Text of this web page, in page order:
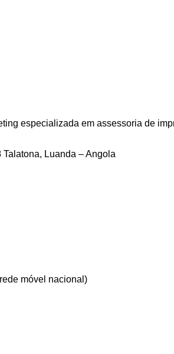
especializada em assessoria de
Luanda – Angola
móvel nacional)